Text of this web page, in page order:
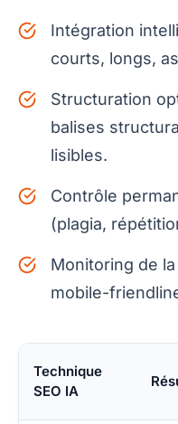
Intégration
courts, longs,
Structuration
balises
lisibles.
Contrôle
(plagia,
Monitoring de
mobile-
Technique
SEO IA